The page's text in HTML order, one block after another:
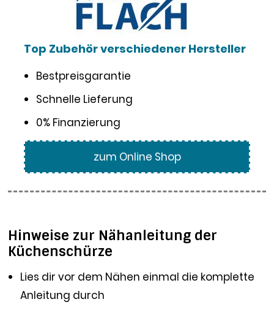
Top Zubehör verschiedener Hersteller
Bestpreisgarantie
Schnelle Lieferung
0% Finanzierung
zum Online Shop
Hinweise zur Nähanleitung der
Küchenschürze
Lies dir vor dem Nähen einmal die komplette
Anleitung durch